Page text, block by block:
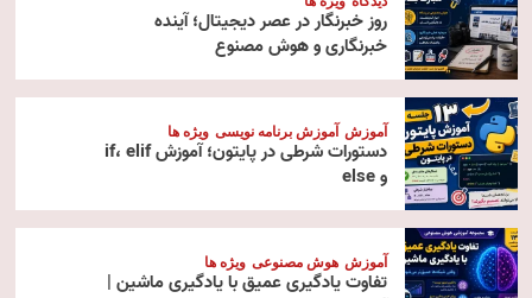
روز خبرنگار در عصر دیجیتال؛ آینده
خبرنگاری و هوش مصنوع
آموزش آموزش برنامه نویسی ویژه ها
دستورات شرطی در پایتون؛ آموزش if، elif
و else
آموزش هوش مصنوعی ویژه ها
تفاوت یادگیری عمیق با یادگیری ماشین |